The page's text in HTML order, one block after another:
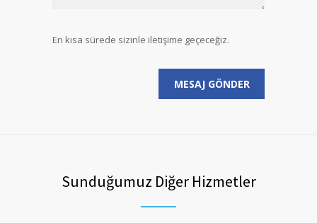
En kısa sürede sizinle iletişime geçeceğiz.
Sunduğumuz Diğer Hizmetler